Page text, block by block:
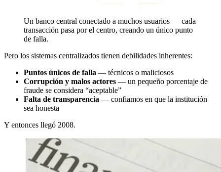
Un banco central conectado a muchos usuarios — cada
transacción pasa por el centro, creando un único punto
de falla.
Pero los sistemas centralizados tienen debilidades inherentes:
Puntos únicos de falla — técnicos o maliciosos
Corrupción y malos actores — un pequeño porcentaje de
fraude se considera “aceptable”
Falta de transparencia — confiamos en que la institución
sea honesta
Y entonces llegó 2008.